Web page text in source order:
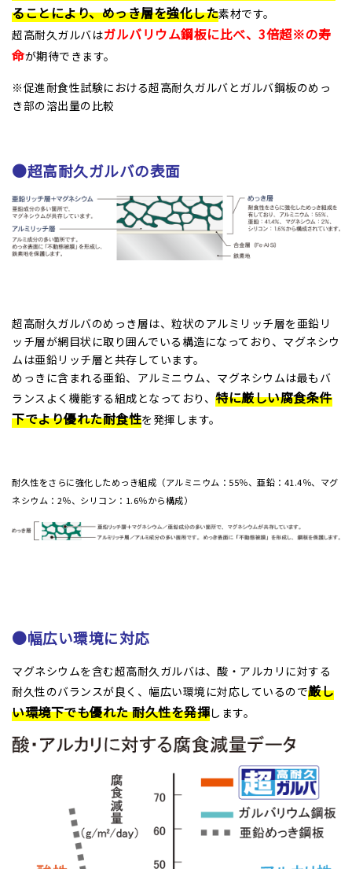
ることにより、めっき層を強化した素材です。
超高耐久ガルバはガルバリウム鋼板に比べ、3倍超※の寿
命が期待できます。
※促進耐食性試験における超高耐久ガルバとガルバ鋼板のめっ
き部の溶出量の比較
●超高耐久ガルバの表面
超高耐久ガルバのめっき層は、粒状のアルミリッチ層を亜鉛リ
ッチ層が網目状に取り囲んでいる構造になっており、マグネシウ
ムは亜鉛リッチ層と共存しています。
めっきに含まれる亜鉛、アルミニウム、マグネシウムは最もバ
ランスよく機能する組成となっており、 特に厳しい腐食条件
下でより優れた耐食性を発揮します。
耐久性をさらに強化しためっき組成（アルミニウム：55％、亜鉛：41.4％、マグ
ネシウム：2％、シリコン：1.6％から構成）
●幅広い環境に対応
マグネシウムを含む超高耐久ガルバは、酸・アルカリに対する
耐久性のバランスが良く、幅広い環境に対応しているので厳し
い環境下でも優れた 耐久性を発揮します。